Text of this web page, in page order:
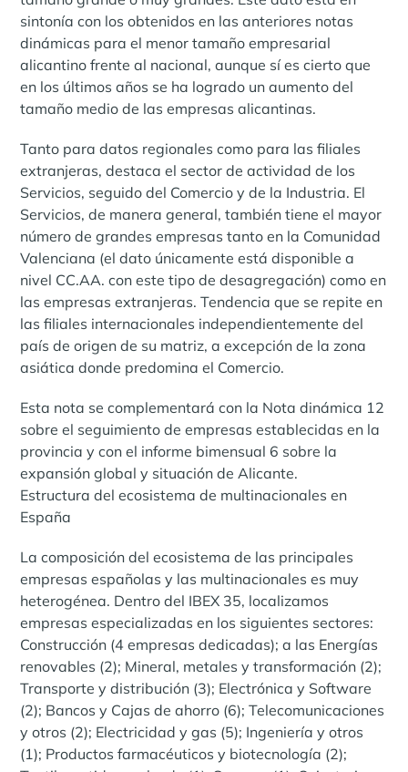
sintonía con los obtenidos en las anteriores notas
dinámicas para el menor tamaño empresarial
alicantino frente al nacional, aunque sí es cierto que
en los últimos años se ha logrado un aumento del
tamaño medio de las empresas alicantinas.
Tanto para datos regionales como para las filiales
extranjeras, destaca el sector de actividad de los
Servicios, seguido del Comercio y de la Industria. El
Servicios, de manera general, también tiene el mayor
número de grandes empresas tanto en la Comunidad
Valenciana (el dato únicamente está disponible a
nivel CC.AA. con este tipo de desagregación) como en
las empresas extranjeras. Tendencia que se repite en
las filiales internacionales independientemente del
país de origen de su matriz, a excepción de la zona
asiática donde predomina el Comercio.
Esta nota se complementará con la Nota dinámica 12
sobre el seguimiento de empresas establecidas en la
provincia y con el informe bimensual 6 sobre la
expansión global y situación de Alicante.
Estructura del ecosistema de multinacionales en
España
La composición del ecosistema de las principales
empresas españolas y las multinacionales es muy
heterogénea. Dentro del IBEX 35, localizamos
empresas especializadas en los siguientes sectores:
Construcción (4 empresas dedicadas); a las Energías
renovables (2); Mineral, metales y transformación (2);
Transporte y distribución (3); Electrónica y Software
(2); Bancos y Cajas de ahorro (6); Telecomunicaciones
y otros (2); Electricidad y gas (5); Ingeniería y otros
(1); Productos farmacéuticos y biotecnología (2);